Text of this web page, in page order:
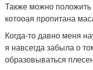
Также можно положить
котооая пропитана
Когда-то давно меня
я навсегда забыла о
образовываться